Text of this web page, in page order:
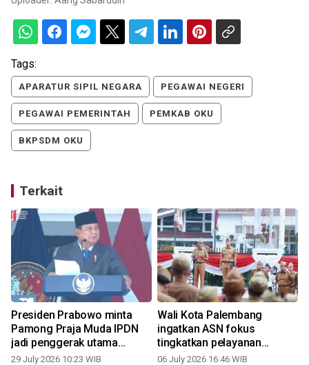
Tags:
APARATUR SIPIL NEGARA PEGAWAI NEGERI
PEGAWAI PEMERINTAH PEMKAB OKU
BKPSDM OKU
Terkait
Presiden Prabowo minta
Pamong Praja Muda IPDN
jadi penggerak utama
birokrasi
29 July 2026 10:23 WIB
Wali Kota Palembang
ingatkan ASN fokus
tingkatkan pelayanan
masyarakat
06 July 2026 16:46 WIB